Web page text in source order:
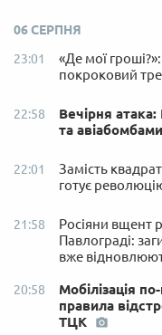
06 СЕРПНЯ
23:01
«Де мої
покроковий
22:58
Вечірня
та
22:01
Замість
готує
21:58
Росіяни вщент
Павлограді:
вже
20:58
Мобілізація
правила
ТЦК